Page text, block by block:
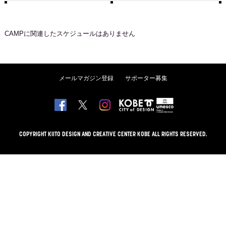
CAMPに関連したスケジュールはありません
メールマガジン登録 サポーター募集
COPYRIGHT KIITO DESIGN AND CREATIVE CENTER KOBE ALL RIGHTS RESERVED.